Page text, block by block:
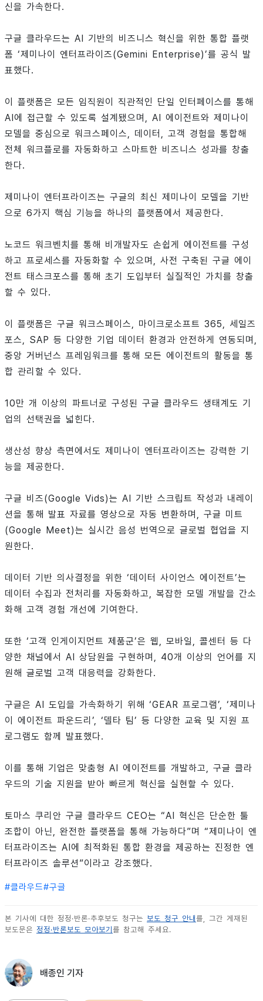
신을 가속한다.
구글 클라우드는 AI 기반의 비즈니스 혁신을 위한 통합 플랫
폼 ‘제미나이 엔터프라이즈(Gemini Enterprise)’를 공식 발
표했다.
이 플랫폼은 모든 임직원이 직관적인 단일 인터페이스를 통해
AI에 접근할 수 있도록 설계됐으며, AI 에이전트와 제미나이
모델을 중심으로 워크스페이스, 데이터, 고객 경험을 통합해
전체 워크플로를 자동화하고 스마트한 비즈니스 성과를 창출
한다.
제미나이 엔터프라이즈는 구글의 최신 제미나이 모델을 기반
으로 6가지 핵심 기능을 하나의 플랫폼에서 제공한다.
노코드 워크벤치를 통해 비개발자도 손쉽게 에이전트를 구성
하고 프로세스를 자동화할 수 있으며, 사전 구축된 구글 에이
전트 태스크포스를 통해 초기 도입부터 실질적인 가치를 창출
할 수 있다.
이 플랫폼은 구글 워크스페이스, 마이크로소프트 365, 세일즈
포스, SAP 등 다양한 기업 데이터 환경과 안전하게 연동되며,
중앙 거버넌스 프레임워크를 통해 모든 에이전트의 활동을 통
합 관리할 수 있다.
10만 개 이상의 파트너로 구성된 구글 클라우드 생태계도 기
업의 선택권을 넓힌다.
생산성 향상 측면에서도 제미나이 엔터프라이즈는 강력한 기
능을 제공한다.
구글 비즈(Google Vids)는 AI 기반 스크립트 작성과 내레이
션을 통해 발표 자료를 영상으로 자동 변환하며, 구글 미트
(Google Meet)는 실시간 음성 번역으로 글로벌 협업을 지
원한다.
데이터 기반 의사결정을 위한 ‘데이터 사이언스 에이전트’는
데이터 수집과 전처리를 자동화하고, 복잡한 모델 개발을 간소
화해 고객 경험 개선에 기여한다.
또한 ‘고객 인게이지먼트 제품군’은 웹, 모바일, 콜센터 등 다
양한 채널에서 AI 상담원을 구현하며, 40개 이상의 언어를 지
원해 글로벌 고객 대응력을 강화한다.
구글은 AI 도입을 가속화하기 위해 ‘GEAR 프로그램’, ‘제미나
이 에이전트 파운드리’, ‘델타 팀’ 등 다양한 교육 및 지원 프
로그램도 함께 발표했다.
이를 통해 기업은 맞춤형 AI 에이전트를 개발하고, 구글 클라
우드의 기술 지원을 받아 빠르게 혁신을 실현할 수 있다.
토마스 쿠리안 구글 클라우드 CEO는 “AI 혁신은 단순한 툴
조합이 아닌, 완전한 플랫폼을 통해 가능하다”며 “제미나이 엔
터프라이즈는 AI에 최적화된 통합 환경을 제공하는 진정한 엔
터프라이즈 솔루션”이라고 강조했다.
#클라우드#구글
본 기사에 대한 정정·반론·추후보도 청구는 보도 청구 안내 를, 그간 게재된
보도문은 정정·반론보도 모아보기 를 참고해 주세요.
배종인 기자